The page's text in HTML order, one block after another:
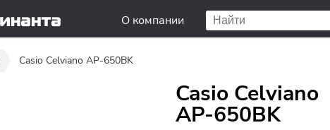
О компании
Casio Celviano AP-650BK
Casio Celviano
AP-650BK